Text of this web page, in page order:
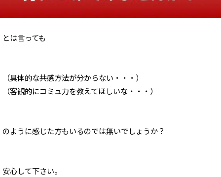
とは言っても
（具体的な共感方法が分からない・・・）
（客観的にコミュ力を教えてほしいな・・・）
のように感じた方もいるのでは無いでしょうか？
安心して下さい。